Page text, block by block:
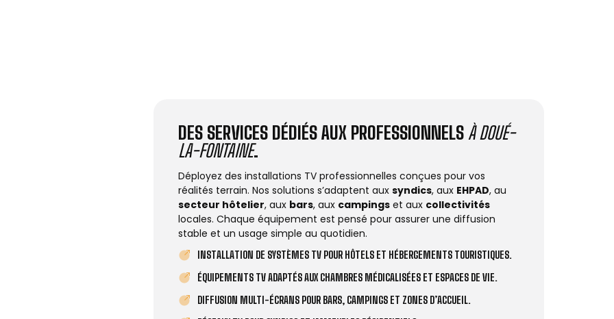
DES SERVICES DÉDIÉS AUX PROFESSIONNELS À DOUÉ-
LA-FONTAINE.
Déployez des installations TV professionnelles conçues pour vos
réalités terrain. Nos solutions s’adaptent aux syndics, aux EHPAD, au
secteur hôtelier, aux bars, aux campings et aux collectivités
locales. Chaque équipement est pensé pour assurer une diffusion
stable et un usage simple au quotidien.
INSTALLATION DE SYSTÈMES TV POUR HÔTELS ET HÉBERGEMENTS TOURISTIQUES.
ÉQUIPEMENTS TV ADAPTÉS AUX CHAMBRES MÉDICALISÉES ET ESPACES DE VIE.
DIFFUSION MULTI-ÉCRANS POUR BARS, CAMPINGS ET ZONES D’ACCUEIL.